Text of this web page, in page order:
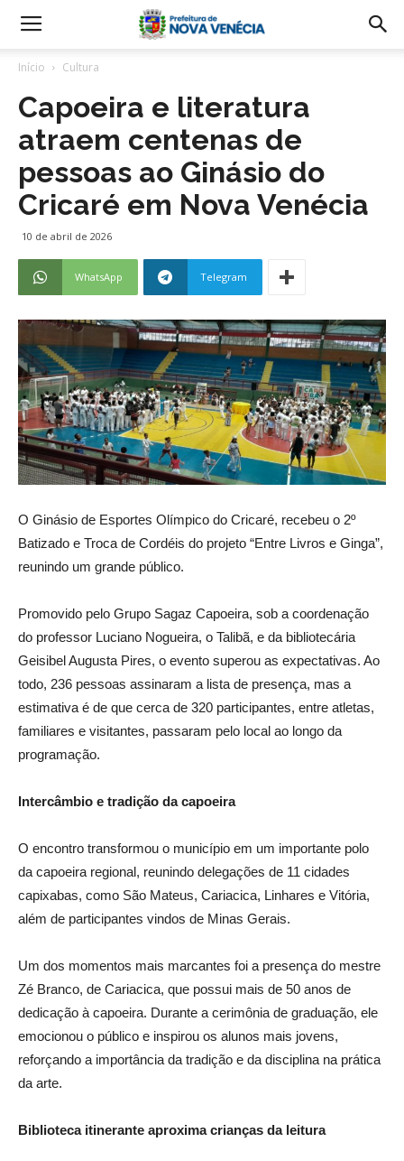
Início Cultura
Capoeira e literatura
atraem centenas de
pessoas ao Ginásio do
Cricaré em Nova Venécia
10 de abril de 2026
WhatsApp Telegram
O Ginásio de Esportes Olímpico do Cricaré, recebeu o 2º
Batizado e Troca de Cordéis do projeto “Entre Livros e Ginga”,
reunindo um grande público.
Promovido pelo Grupo Sagaz Capoeira, sob a coordenação
do professor Luciano Nogueira, o Talibã, e da bibliotecária
Geisibel Augusta Pires, o evento superou as expectativas. Ao
todo, 236 pessoas assinaram a lista de presença, mas a
estimativa é de que cerca de 320 participantes, entre atletas,
familiares e visitantes, passaram pelo local ao longo da
programação.
Intercâmbio e tradição da capoeira
O encontro transformou o município em um importante polo
da capoeira regional, reunindo delegações de 11 cidades
capixabas, como São Mateus, Cariacica, Linhares e Vitória,
além de participantes vindos de Minas Gerais.
Um dos momentos mais marcantes foi a presença do mestre
Zé Branco, de Cariacica, que possui mais de 50 anos de
dedicação à capoeira. Durante a cerimônia de graduação, ele
emocionou o público e inspirou os alunos mais jovens,
reforçando a importância da tradição e da disciplina na prática
da arte.
Biblioteca itinerante aproxima crianças da leitura